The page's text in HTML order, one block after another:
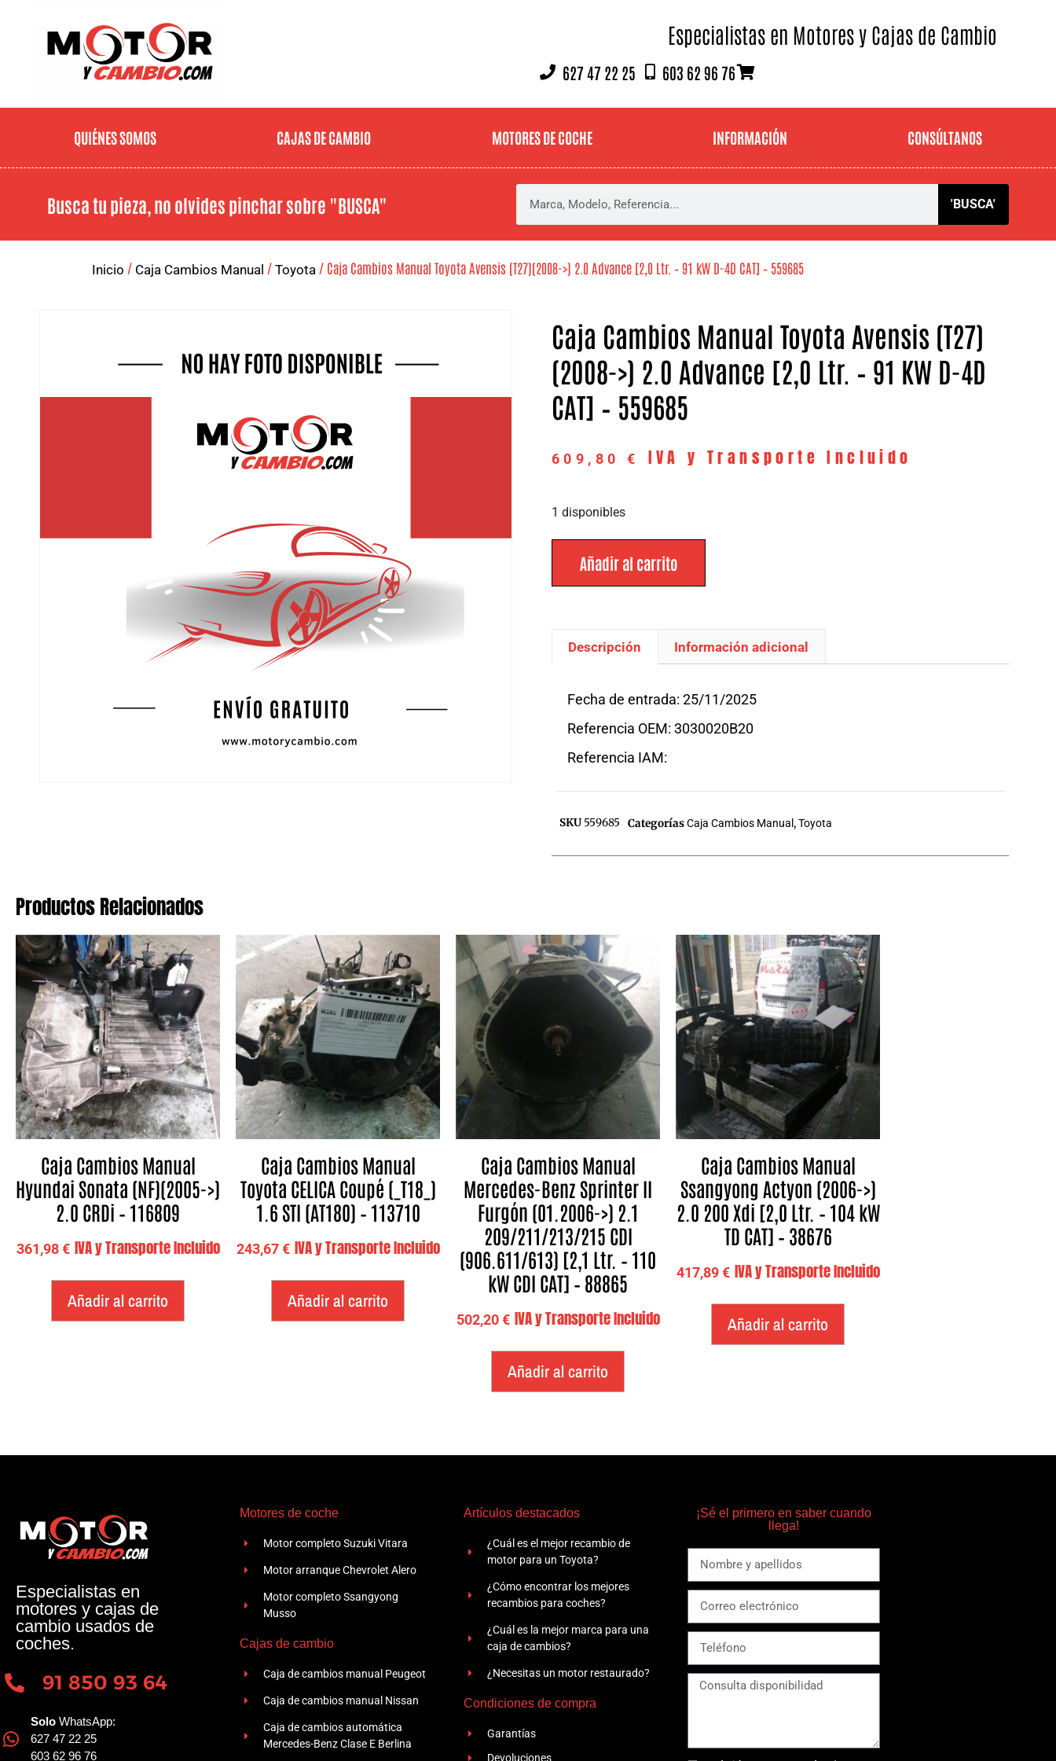
Especialistas en Motores y Cajas de Cambio
627 47 22 25 603 62 96 76
QUIÉNES SOMOS CAJAS DE CAMBIO MOTORES DE COCHE INFORMACIÓN CONSÚLTANOS
Busca tu pieza, no olvides pinchar sobre "BUSCA" 'BUSCA'
Inicio / Caja Cambios Manual / Toyota / Caja Cambios Manual Toyota Avensis (T27)(2008->) 2.0 Advance [2,0 Ltr. – 91 kW D-4D CAT] – 559685
Caja Cambios Manual Toyota Avensis (T27)
(2008->) 2.0 Advance [2,0 Ltr. – 91 KW D-4D
CAT] – 559685
609,80 € IVA y Transporte Incluido
1 disponibles
Añadir al carrito
Descripción Información adicional
Fecha de entrada: 25/11/2025
Referencia OEM: 3030020B20
Referencia IAM:
SKU 559685 CategoríasCaja Cambios Manual ,Toyota
Productos Relacionados
Caja Cambios Manual
Hyundai Sonata (NF)(2005->)
2.0 CRDi – 116809
361,98€ IVA y Transporte Incluido
Añadir al carrito
Caja Cambios Manual
Toyota CELICA Coupé (_T18_)
1.6 STI (AT180) – 113710
243,67€ IVA y Transporte Incluido
Añadir al carrito
Caja Cambios Manual
Mercedes-Benz Sprinter II
Furgón (01.2006->) 2.1
209/211/213/215 CDI
(906.611/613) [2,1 Ltr. – 110
kW CDI CAT] – 88865
502,20€ IVA y Transporte Incluido
Añadir al carrito
Caja Cambios Manual
Ssangyong Actyon (2006->)
2.0 200 Xdi [2,0 Ltr. – 104 kW
TD CAT] – 38676
417,89€ IVA y Transporte Incluido
Añadir al carrito
Especialistas en
motores y cajas de
cambio usados de
coches.
91 850 93 64
Solo WhatsApp:
627 47 22 25
603 62 96 76
Motores de coche
Motor completo Suzuki Vitara
Motor arranque Chevrolet Alero
Motor completo Ssangyong
Musso
Cajas de cambio
Caja de cambios manual Peugeot
Caja de cambios manual Nissan
Caja de cambios automática
Mercedes-Benz Clase E Berlina
Artículos destacados
¿Cuál es el mejor recambio de
motor para un Toyota?
¿Cómo encontrar los mejores
recambios para coches?
¿Cuál es la mejor marca para una
caja de cambios?
¿Necesitas un motor restaurado?
Condiciones de compra
Garantías
Devoluciones
¡Sé el primero en saber cuando
llega!